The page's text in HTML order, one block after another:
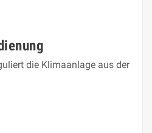
die Klimaanlage aus der